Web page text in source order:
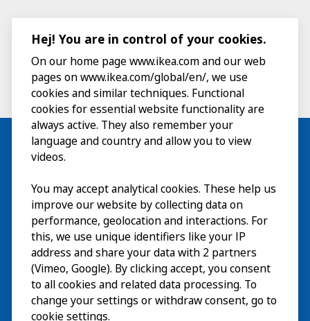
Besök
Utforska
På gång
Om
Hej! You are in control of your cookies.
On our home page www.ikea.com and our web
pages on www.ikea.com/global/en/, we use
cookies and similar techniques. Functional
cookies for essential website functionality are
always active. They also remember your
language and country and allow you to view
videos.
You may accept analytical cookies. These help us
improve our website by collecting data on
performance, geolocation and interactions. For
this, we use unique identifiers like your IP
address and share your data with 2 partners
(Vimeo, Google). By clicking accept, you consent
to all cookies and related data processing. To
change your settings or withdraw consent, go to
cookie settings.